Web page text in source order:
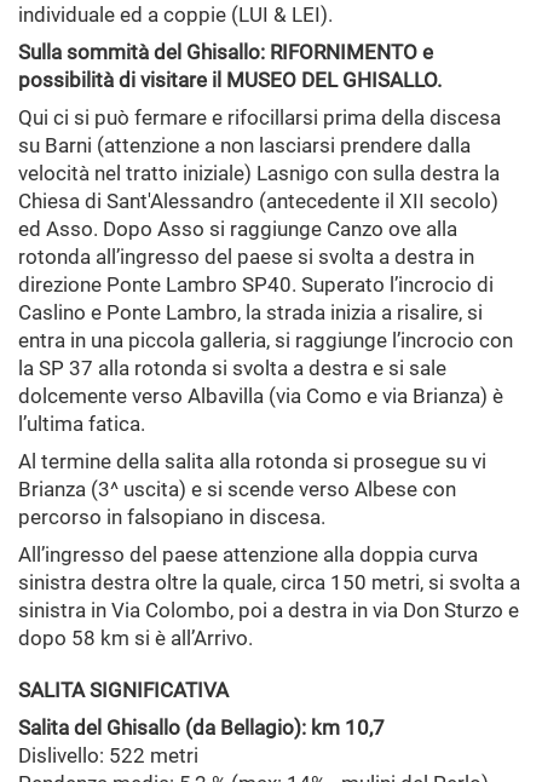
individuale ed a coppie (LUI & LEI).
Sulla sommità del Ghisallo: RIFORNIMENTO e
possibilità di visitare il MUSEO DEL GHISALLO.
Qui ci si può fermare e rifocillarsi prima della discesa
su Barni (attenzione a non lasciarsi prendere dalla
velocità nel tratto iniziale) Lasnigo con sulla destra la
Chiesa di Sant'Alessandro (antecedente il XII secolo)
ed Asso. Dopo Asso si raggiunge Canzo ove alla
rotonda all’ingresso del paese si svolta a destra in
direzione Ponte Lambro SP40. Superato l’incrocio di
Caslino e Ponte Lambro, la strada inizia a risalire, si
entra in una piccola galleria, si raggiunge l’incrocio con
la SP 37 alla rotonda si svolta a destra e si sale
dolcemente verso Albavilla (via Como e via Brianza) è
l’ultima fatica.
Al termine della salita alla rotonda si prosegue su vi
Brianza (3^ uscita) e si scende verso Albese con
percorso in falsopiano in discesa.
All’ingresso del paese attenzione alla doppia curva
sinistra destra oltre la quale, circa 150 metri, si svolta a
sinistra in Via Colombo, poi a destra in via Don Sturzo e
dopo 58 km si è all’Arrivo.
SALITA SIGNIFICATIVA
Salita del Ghisallo (da Bellagio): km 10,7
Dislivello: 522 metri